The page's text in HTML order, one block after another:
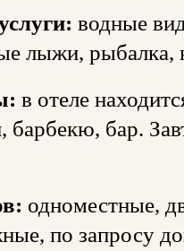
водные
лыжи, рыбалка,
в отеле
барбекю, бар.
одноместные,
по запросу